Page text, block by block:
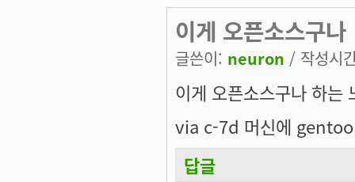
이게 오픈소스구나
글쓴이: neuron / 작성시
이게 오픈소스구나 하는
via c-7d 머신에 gentoo
답글